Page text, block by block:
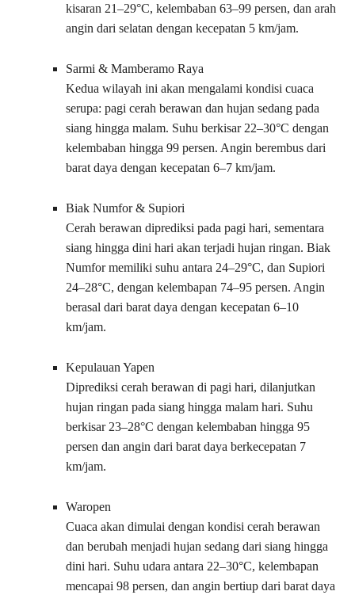
kisaran 21–29°C, kelembaban 63–99 persen, dan arah
angin dari selatan dengan kecepatan 5 km/jam.
Sarmi & Mamberamo Raya
Kedua wilayah ini akan mengalami kondisi cuaca
serupa: pagi cerah berawan dan hujan sedang pada
siang hingga malam. Suhu berkisar 22–30°C dengan
kelembaban hingga 99 persen. Angin berembus dari
barat daya dengan kecepatan 6–7 km/jam.
Biak Numfor & Supiori
Cerah berawan diprediksi pada pagi hari, sementara
siang hingga dini hari akan terjadi hujan ringan. Biak
Numfor memiliki suhu antara 24–29°C, dan Supiori
24–28°C, dengan kelembapan 74–95 persen. Angin
berasal dari barat daya dengan kecepatan 6–10
km/jam.
Kepulauan Yapen
Diprediksi cerah berawan di pagi hari, dilanjutkan
hujan ringan pada siang hingga malam hari. Suhu
berkisar 23–28°C dengan kelembaban hingga 95
persen dan angin dari barat daya berkecepatan 7
km/jam.
Waropen
Cuaca akan dimulai dengan kondisi cerah berawan
dan berubah menjadi hujan sedang dari siang hingga
dini hari. Suhu udara antara 22–30°C, kelembapan
mencapai 98 persen, dan angin bertiup dari barat daya